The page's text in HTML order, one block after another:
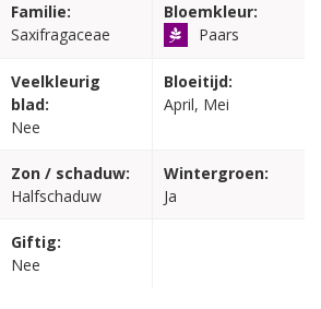
Familie:
Saxifragaceae
Bloemkleur:
Paars
Veelkleurig
blad:
Nee
Bloeitijd:
April, Mei
Zon / schaduw:
Halfschaduw
Wintergroen:
Ja
Giftig:
Nee